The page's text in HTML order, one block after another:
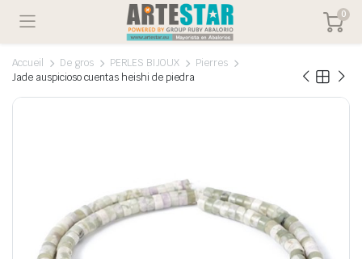
0
Accueil De gros PERLES BIJOUX
Pierres
Jade auspicioso cuentas heishi de piedra